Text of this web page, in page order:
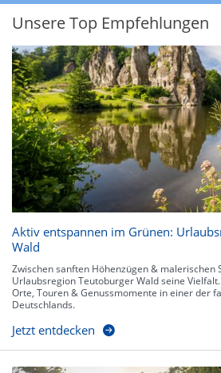
Unsere Top Empfehlungen
Aktiv entspannen im Grünen:
Wald
Zwischen sanften Höhenzügen & malerischen
Urlaubsregion Teutoburger Wald seine
Orte, Touren & Genussmomente in einer der
Deutschlands.
Jetzt entdecken